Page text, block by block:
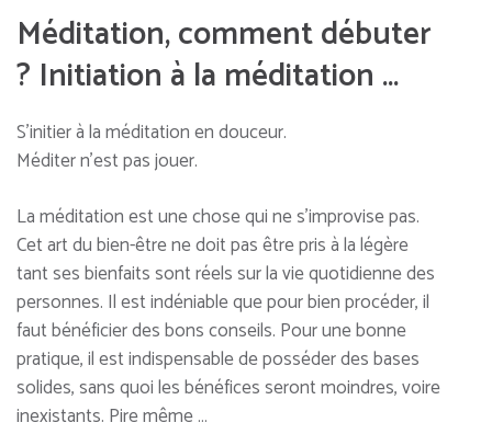
Méditation, comment débuter
? Initiation à la méditation …
S’initier à la méditation en douceur.
Méditer n’est pas jouer.
La méditation est une chose qui ne s’improvise pas.
Cet art du bien-être ne doit pas être pris à la légère
tant ses bienfaits sont réels sur la vie quotidienne des
personnes. Il est indéniable que pour bien procéder, il
faut bénéficier des bons conseils. Pour une bonne
pratique, il est indispensable de posséder des bases
solides, sans quoi les bénéfices seront moindres, voire
inexistants. Pire même …